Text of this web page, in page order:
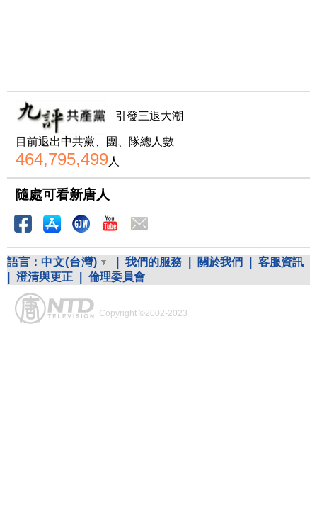
引發三退大潮
目前退出中共黨、團、隊總人數
464,795,499人
隨處可看新唐人
語言： 中文(台灣) 我們的服務 關於我們
客服資訊
澄清與更正 倫理委員會
Copyright ©2002-2023